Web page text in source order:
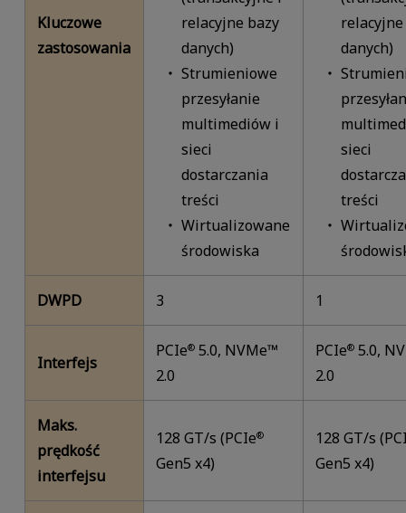
Kluczowe
zastosowania
relacyjne bazy
danych)
Strumieniowe
przesyłanie
multimediów i
sieci
dostarczania
treści
Wirtualizowane
środowiska
danych)
sieci
treści
DWPD 3 1
Interfejs
PCIe® 5.0, NVMe™
2.0
PCIe® 5.0,
2.0
Maks.
prędkość
interfejsu
128 GT/s (PCIe®
Gen5 x4)
128 GT/s
Gen5 x4)